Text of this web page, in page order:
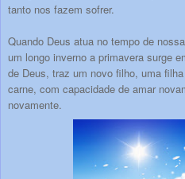
tanto nos fazem sofrer.
Quando Deus atua no tempo de
um longo inverno a primavera surge
de Deus, traz um novo filho, uma
carne, com capacidade de amar
novamente.